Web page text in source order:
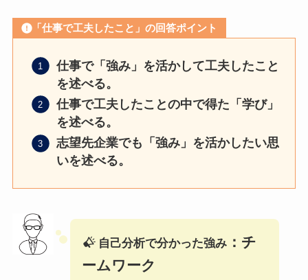
「仕事で工夫したこと」の回答ポイント
仕事で「強み」を活かして工夫したこと
を述べる。
仕事で工夫したことの中で得た「学び」
を述べる。
志望先企業でも「強み」を活かしたい思
いを述べる。
自己分析で分かった強み ：チ
ームワーク